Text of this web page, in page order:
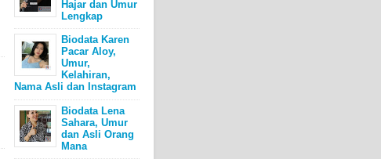
Hajar dan Umur
Lengkap
Biodata Karen
Pacar Aloy,
Umur,
Kelahiran,
Nama Asli dan Instagram
Biodata Lena
Sahara, Umur
dan Asli Orang
Mana